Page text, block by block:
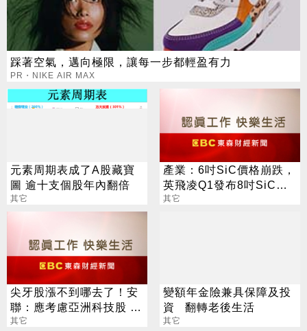
踩著空氣，邁向極限，讓每一步都輕盈有力
PR・NIKE AIR MAX
元素周期表成了A股藏寶
圖 逾十支個股年內翻倍
其它
產業：6吋SiC價格崩跌，
英飛凌Q1發布8吋SiC避
開紅海殺戮
其它
尖牙股漲不到哪去了！安
聯：應考慮亞洲科技股 建
議三星、台積電
其它
變額年金險兼具保障及投
資 翻轉老後生活
其它